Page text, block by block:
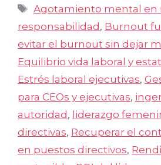
Etiquetas
Agotamiento mental en
responsabilidad , Burnout
evitar el burnout sin dejar
Equilibrio vida laboral y
Estrés laboral ejecutivas,
para CEOs y ejecutivas,
autoridad , liderazgo
directivas, Recuperar el
en puestos directivos,